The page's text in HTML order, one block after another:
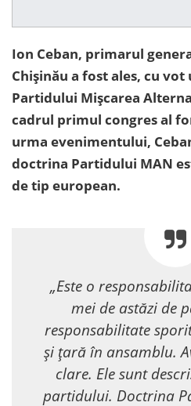
Ion Ceban, primarul
Chișinău a fost ales, cu
Partidului Mișcarea
cadrul primul congres al
urma evenimentului,
doctrina Partidului MAN
de tip european.
„Este o
mei de astăzi de
responsabilitate
și țară în ansamblu.
clare. Ele sunt
partidului. Doctrina